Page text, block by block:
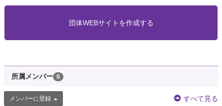
団体WEBサイトを作成する
所属メンバー 0
メンバーに登録 すべて見る